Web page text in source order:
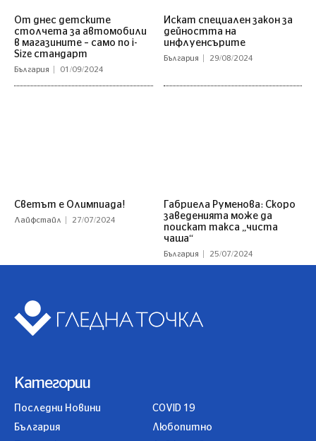
От днес детските
столчета за автомобили
в магазините – само по i-
Size стандарт
България 01/09/2024
Искат специален закон за
дейността на
инфлуенсърите
България 29/08/2024
Светът е Олимпиада!
Лайфстайл 27/07/2024
Габриела Руменова: Скоро
заведенията може да
поискат такса „чиста
чаша“
България 25/07/2024
Категории
Последни Новини
България
COVID 19
Любопитно